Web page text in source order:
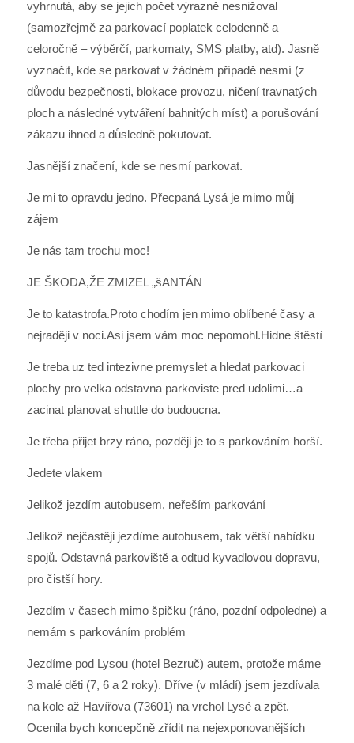
vyhrnutá, aby se jejich počet výrazně nesnižoval
(samozřejmě za parkovací poplatek celodenně a
celoročně – výběrčí, parkomaty, SMS platby, atd). Jasně
vyznačit, kde se parkovat v žádném případě nesmí (z
důvodu bezpečnosti, blokace provozu, ničení travnatých
ploch a následné vytváření bahnitých míst) a porušování
zákazu ihned a důsledně pokutovat.
Jasnější značení, kde se nesmí parkovat.
Je mi to opravdu jedno. Přecpaná Lysá je mimo můj
zájem
Je nás tam trochu moc!
JE ŠKODA,ŽE ZMIZEL „šANTÁN
Je to katastrofa.Proto chodím jen mimo oblíbené časy a
nejraději v noci.Asi jsem vám moc nepomohl.Hidne štěstí
Je treba uz ted intezivne premyslet a hledat parkovaci
plochy pro velka odstavna parkoviste pred udolimi…a
zacinat planovat shuttle do budoucna.
Je třeba přijet brzy ráno, později je to s parkováním horší.
Jedete vlakem
Jelikož jezdím autobusem, neřeším parkování
Jelikož nejčastěji jezdíme autobusem, tak větší nabídku
spojů. Odstavná parkoviště a odtud kyvadlovou dopravu,
pro čistší hory.
Jezdím v časech mimo špičku (ráno, pozdní odpoledne) a
nemám s parkováním problém
Jezdíme pod Lysou (hotel Bezruč) autem, protože máme
3 malé děti (7, 6 a 2 roky). Dříve (v mládí) jsem jezdívala
na kole až Havířova (73601) na vrchol Lysé a zpět.
Ocenila bych koncepčně zřídit na nejexponovanějších